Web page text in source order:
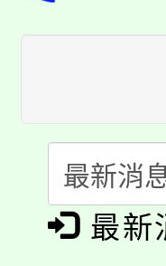
車」
生本
公告
代理(
代理(
轉知
《
淨零
115年
最新